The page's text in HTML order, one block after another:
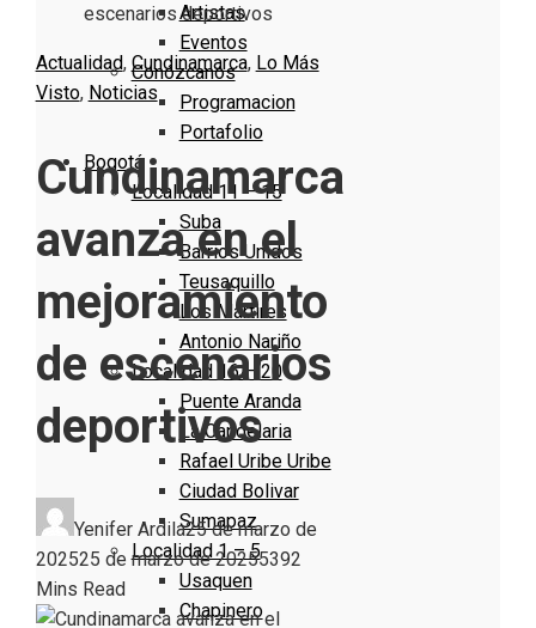
Artistas
Eventos
Conózcanos
Programacion
Portafolio
Bogotá
Localidad 11 – 15
Suba
Barrios Unidos
Teusaquillo
Los Mártires
Antonio Nariño
Localidad 16 – 20
Puente Aranda
La Candelaria
Rafael Uribe Uribe
Ciudad Bolivar
Sumapaz
Localidad 1 – 5
Usaquen
Chapinero
escenarios deportivos
Actualidad, Cundinamarca, Lo Más
Visto, Noticias
Cundinamarca
avanza en el
mejoramiento
de escenarios
deportivos
Yenifer Ardila25 de marzo de
202525 de marzo de 20255392
Mins Read